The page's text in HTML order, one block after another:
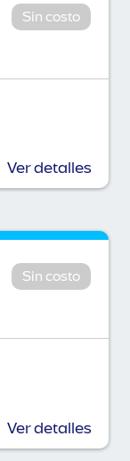
Sin costo
Ver detalles
Sin costo
Ver detalles